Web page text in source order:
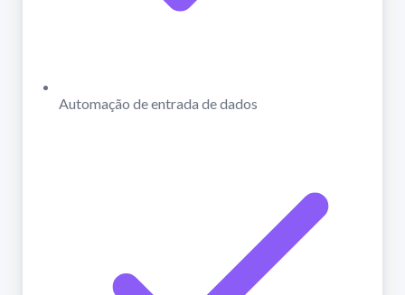
Automação de entrada de dados